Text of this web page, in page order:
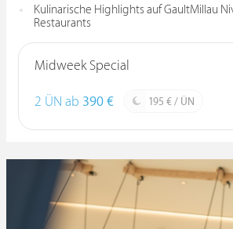
Kulinarische Highlights auf GaultMillau
Restaurants
Midweek Special
2 ÜN ab 390 € 195 € / ÜN